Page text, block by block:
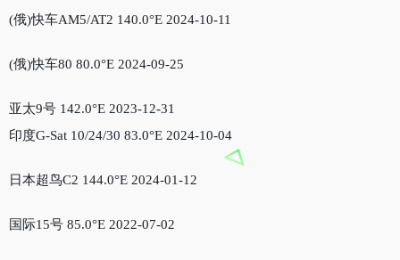
(俄)快车AM5/AT2 140.0°E 2024-10-11
(俄)快车80 80.0°E 2024-09-25
亚太9号 142.0°E 2023-12-31
印度G-Sat 10/24/30 83.0°E 2024-10-04
日本超鸟C2 144.0°E 2024-01-12
国际15号 85.0°E 2022-07-02